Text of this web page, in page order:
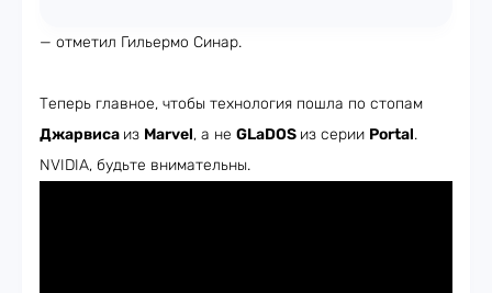
— отметил Гильермо Синар.
Теперь главное, чтобы технология пошла по стопам
Джарвиса из Marvel, а не GLaDOS из серии Portal.
NVIDIA, будьте внимательны.